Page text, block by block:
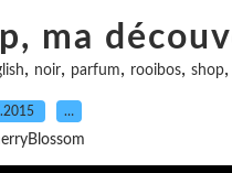
ma
, noir, parfum, rooibos, shop,
…